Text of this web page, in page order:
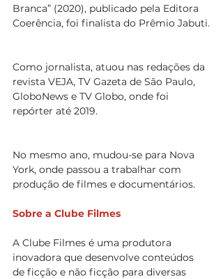
Branca” (2020), publicado pela Editora
Coerência, foi finalista do Prêmio Jabuti.
Como jornalista, atuou nas redações da
revista VEJA, TV Gazeta de São Paulo,
GloboNews e TV Globo, onde foi
repórter até 2019.
No mesmo ano, mudou-se para Nova
York, onde passou a trabalhar com
produção de filmes e documentários.
Sobre a Clube Filmes
A Clube Filmes é uma produtora
inovadora que desenvolve conteúdos
de ficção e não ficção para diversas